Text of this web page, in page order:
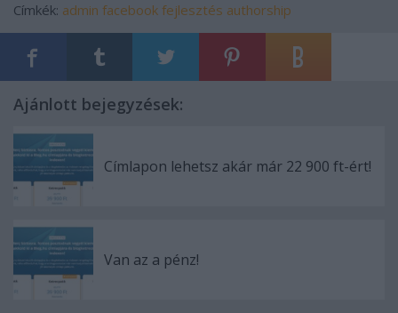
Címkék: admin facebook fejlesztés authorship
Ajánlott bejegyzések:
Címlapon lehetsz akár már 22 900 ft-ért!
Van az a pénz!